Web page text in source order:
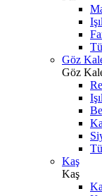
Göz
Göz
Kaş
Kaş